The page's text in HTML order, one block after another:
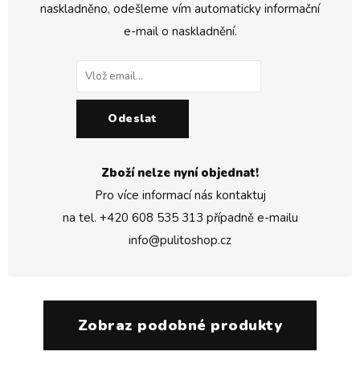
naskladněno, odešleme vím automaticky informační
e-mail o naskladnění.
Odeslat
Zboží nelze nyní objednat!
Pro více informací nás kontaktuj
na tel. +420 608 535 313 případně e-mailu
info@pulitoshop.cz
Zobraz podobné produkty